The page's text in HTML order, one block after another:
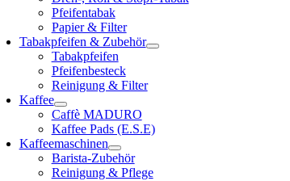
Pfeifentabak
Papier & Filter
Tabakpfeifen & Zubehör
Tabakpfeifen
Pfeifenbesteck
Reinigung & Filter
Kaffee
Caffè MADURO
Kaffee Pads (E.S.E)
Kaffeemaschinen
Barista-Zubehör
Reinigung & Pflege